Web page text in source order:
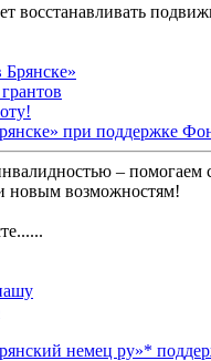
восстанавливать
при поддержке
– помогаем
новым возможностям!
немец ру»*